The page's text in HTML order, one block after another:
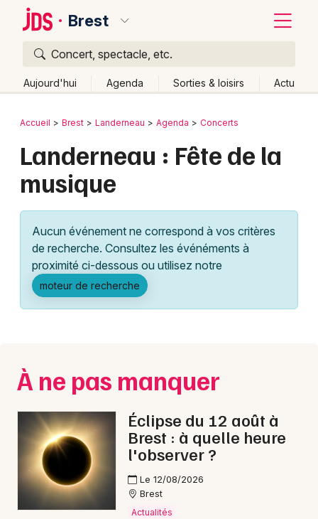
Brest
Concert, spectacle, etc.
Aujourd'hui Agenda Sorties & loisirs Actu
Publier un événement
Grands événements
Activité & Expérience
Manifestations
Foires & salons
Concerts
Sports
Soirées
Sorties famille
Bordeaux
Colmar
Lille
Lyon
Marseille
Mulhouse
Nice
Paris
Strasbourg
Toulouse
Toutes les villes
Retour
Accueil Brest Landerneau Agenda Concerts
Landerneau : Fête de la
musique
Aucun événement ne correspond à vos critères
de recherche. Consultez les événéments à
proximité ci-dessous ou utilisez notre
moteur de recherche
À ne pas manquer
Éclipse du 12 août à
Brest : à quelle heure
l'observer ?
Le 12/08/2026
Brest
Actualités
Quoi ?
Où ?
Près de moi
Changer de lieu
Quand ?
Aujourd'hui
Demain Ce week-end Autre